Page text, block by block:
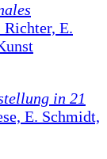
E.
in 21
E. Schmidt,